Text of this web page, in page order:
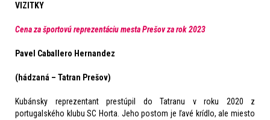
VIZITKY
Cena za športovú reprezentáciu mesta Prešov za rok 2023
Pavel Caballero Hernandez
(hádzaná – Tatran Prešov)
Kubánsky reprezentant prestúpil do Tatranu v roku 2020 z
portugalského klubu SC Horta. Jeho postom je ľavé krídlo, ale miesto